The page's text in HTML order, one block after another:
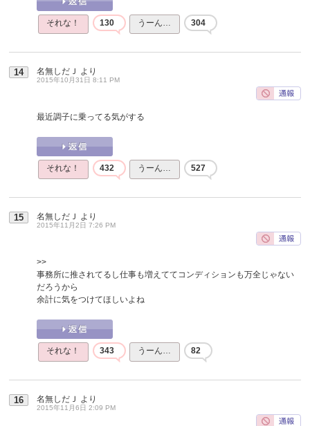
それな！ 130 うーん… 304
14 名無しだＪ より
2015年10月31日 8:11 PM
最近調子に乗ってる気がする
それな！ 432 うーん… 527
15 名無しだＪ より
2015年11月2日 7:26 PM
>>
事務所に推されてるし仕事も増えててコンディションも万全じゃない
だろうから
余計に気をつけてほしいよね
それな！ 343 うーん… 82
16 名無しだＪ より
2015年11月6日 2:09 PM